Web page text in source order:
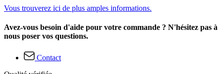
Vous trouverez ici de plus amples informations.
Avez-vous besoin d'aide pour votre commande ? N'hésitez pas à
nous poser vos questions.
Contact